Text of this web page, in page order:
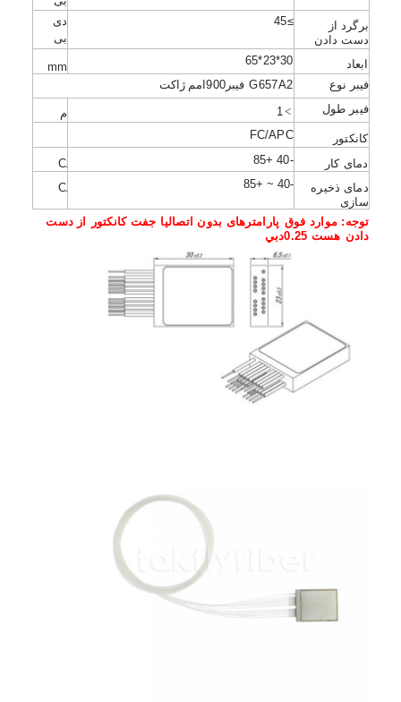
تور کارخانه
کنترل کیفیت
با ما تماس بگیرید
اخبار
حالا حرف بزن
MPO MTP
WDM MUX DEMUX
تقسیم کننده فیبر نوری PLC
کابل فیبر نوری
جعبه خاتمه فیبر نوری
برگرد
از
دست دادن
≥45
دی
بی
ابعاد
30*23*65
mm
فیبر نوع G657A2 فیبر 900امم ژاکت
فیبر طول >
1
م
کانکتور
FC/APC
دمای کار -40
+85
.
C
دمای ذخیره
سازی
-40
~
+85
.
C
توجه: موارد فوق پارامترهای بدون اتصالیا جفت کانکتور
از دست
دادن هست 0.25دبي